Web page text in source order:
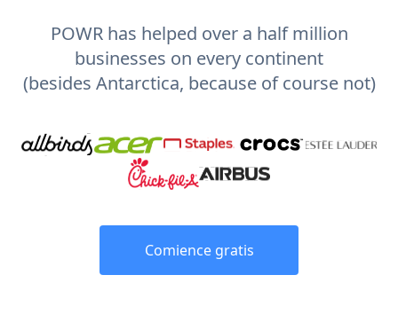
POWR has helped over a half million
businesses on every continent
(besides Antarctica, because of course not)
Comience gratis